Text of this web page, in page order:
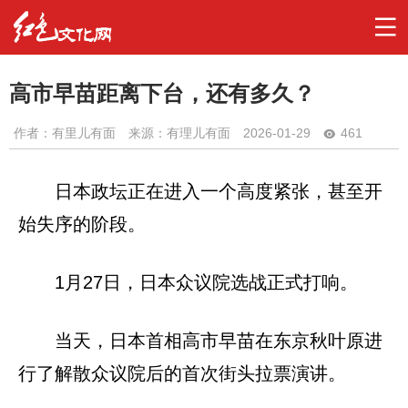
高市早苗距离下台，还有多久？
作者： 有里儿有面 来源：有理儿有面 2026-01-29 461
日本政坛正在进入一个高度紧张，甚至开
始失序的阶段。
1月27日，日本众议院选战正式打响。
当天，日本首相高市早苗在东京秋叶原进
行了解散众议院后的首次街头拉票演讲。